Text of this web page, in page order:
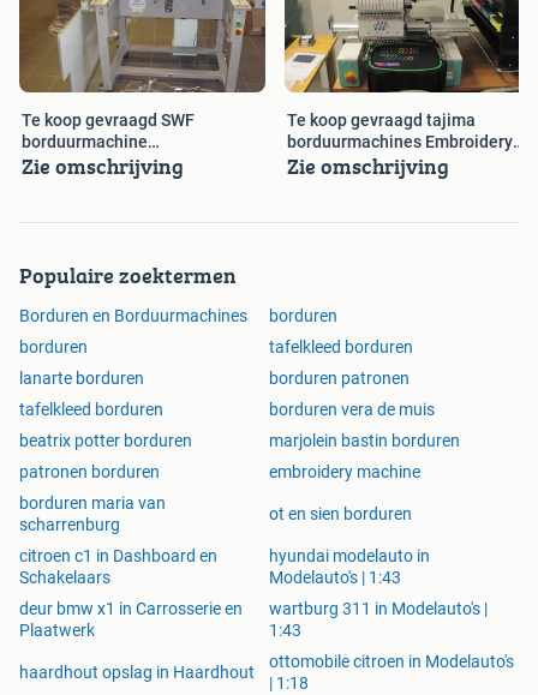
Te koop gevraagd SWF
borduurmachine
Stickmaschinen.
Zie omschrijving
Te koop gevraagd tajima
borduurmachines Embroidery
machine
Zie omschrijving
Populaire zoektermen
Borduren en Borduurmachines
borduren
borduren
tafelkleed borduren
lanarte borduren
borduren patronen
tafelkleed borduren
borduren vera de muis
beatrix potter borduren
marjolein bastin borduren
patronen borduren
embroidery machine
borduren maria van
scharrenburg
ot en sien borduren
citroen c1 in Dashboard en
Schakelaars
hyundai modelauto in
Modelauto's | 1:43
deur bmw x1 in Carrosserie en
Plaatwerk
wartburg 311 in Modelauto's |
1:43
haardhout opslag in Haardhout
ottomobile citroen in Modelauto's
| 1:18